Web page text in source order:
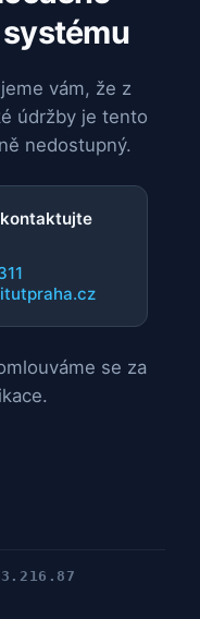
vám, že z
údržby je tento
nedostupný.
se za